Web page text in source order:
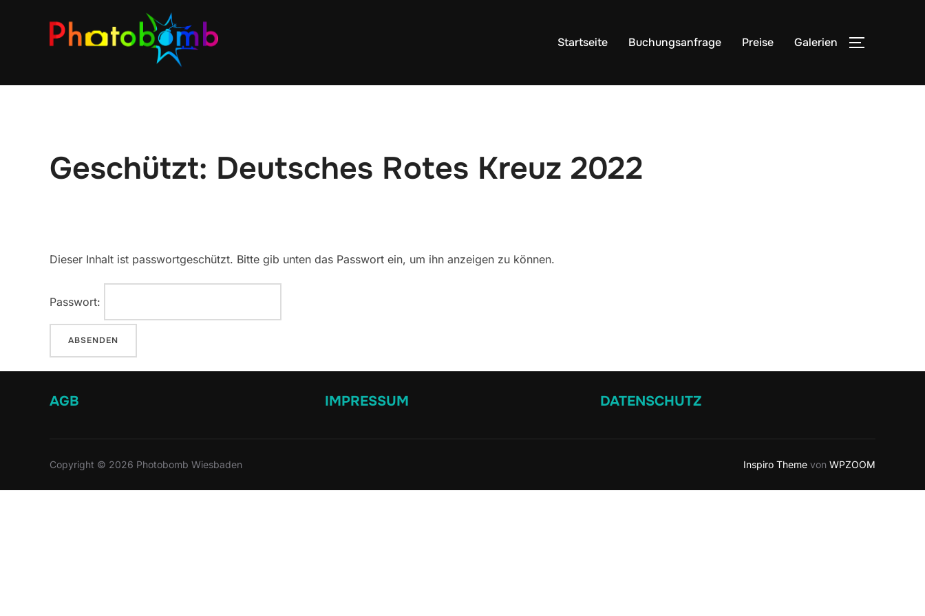
Startseite Buchungsanfrage Preise Galerien
Geschützt: Deutsches Rotes Kreuz 2022
Dieser Inhalt ist passwortgeschützt. Bitte gib unten das Passwort ein, um ihn anzeigen zu können.
Passwort:
AGB IMPRESSUM DATENSCHUTZ
Copyright © 2026 Photobomb Wiesbaden Inspiro Theme von WPZOOM